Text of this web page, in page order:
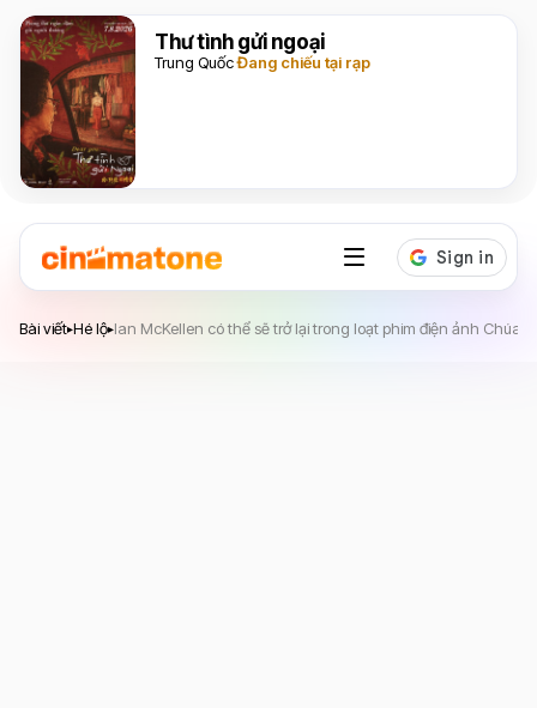
Thư tình gửi ngoại
Trung QuốcĐang chiếu tại rạp
Bài viết▸Hé lộ▸Ian McKellen có thể sẽ trở lại trong loạt phim điện ảnh Chúa